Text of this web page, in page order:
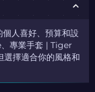
人喜好、預算和設
專業手套 | Tiger
擇適合你的風格和